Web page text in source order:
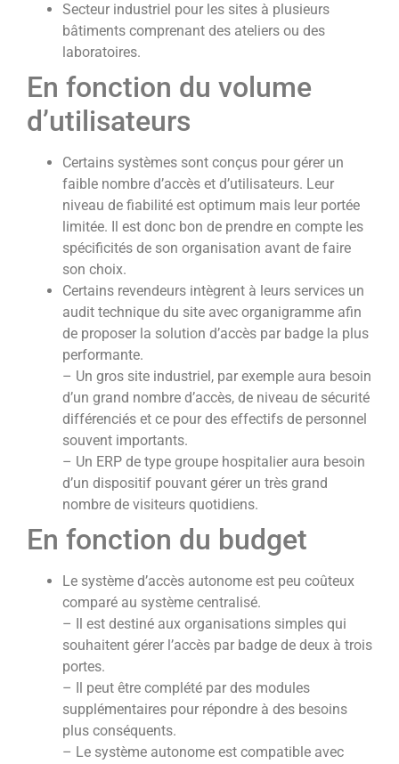
Secteur industriel pour les sites à plusieurs
bâtiments comprenant des ateliers ou des
laboratoires.
En fonction du volume
d’utilisateurs
Certains systèmes sont conçus pour gérer un
faible nombre d’accès et d’utilisateurs. Leur
niveau de fiabilité est optimum mais leur portée
limitée. Il est donc bon de prendre en compte les
spécificités de son organisation avant de faire
son choix.
Certains revendeurs intègrent à leurs services un
audit technique du site avec organigramme afin
de proposer la solution d’accès par badge la plus
performante.
– Un gros site industriel, par exemple aura besoin
d’un grand nombre d’accès, de niveau de sécurité
différenciés et ce pour des effectifs de personnel
souvent importants.
– Un ERP de type groupe hospitalier aura besoin
d’un dispositif pouvant gérer un très grand
nombre de visiteurs quotidiens.
En fonction du budget
Le système d’accès autonome est peu coûteux
comparé au système centralisé.
– Il est destiné aux organisations simples qui
souhaitent gérer l’accès par badge de deux à trois
portes.
– Il peut être complété par des modules
supplémentaires pour répondre à des besoins
plus conséquents.
– Le système autonome est compatible avec